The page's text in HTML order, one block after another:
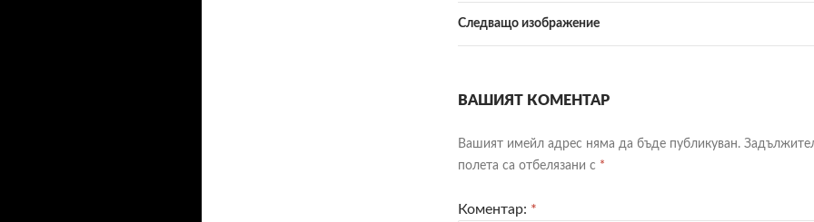
Следващо изображение
ВАШИЯТ КОМЕНТАР
Вашият имейл адрес няма да бъде публикуван.
полета са отбелязани с *
Коментар: *